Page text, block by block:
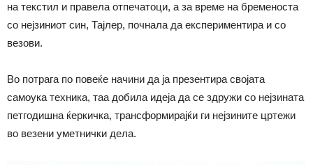
на текстил и правела отпечатоци, а за време на бременоста
со нејзиниот син, Тајлер, почнала да експериментира и со
везови.
Во потрага по повеќе начини да ја презентира својата
самоука техника, таа добила идеја да се здружи со нејзината
петгодишна ќеркичка, трансформирајќи ги нејзините цртежи
во везени уметнички дела.